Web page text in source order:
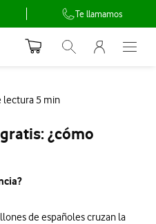
Te llamamos
Abrir buscador.
Menu
Abre
lectura 5 min
¿cómo
de españoles cruzan la